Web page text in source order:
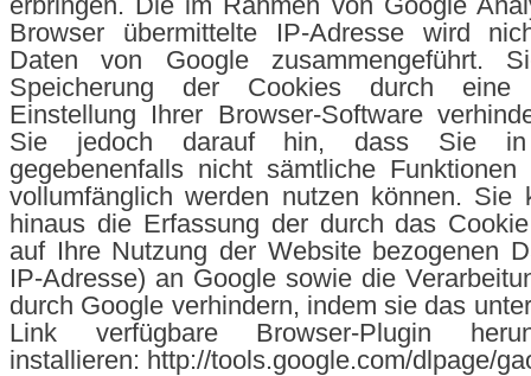
Browser übermittelte IP-Adresse wird
Daten von Google zusammengeführt.
Speicherung der Cookies durch eine
Einstellung Ihrer Browser-Software
Sie jedoch darauf hin, dass Sie
gegebenenfalls nicht sämtliche
vollumfänglich werden nutzen können. Sie
hinaus die Erfassung der durch das
auf Ihre Nutzung der Website bezogenen
IP-Adresse) an Google sowie die
durch Google verhindern, indem sie das
Link verfügbare Browser-Plugin
installieren: http://tools.google.com/dlpage/